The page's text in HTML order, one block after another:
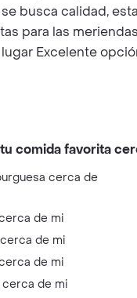
busca calidad,
para las
Excelente
comida favorita
cerca de
de mi
de mi
de mi
cerca de mi